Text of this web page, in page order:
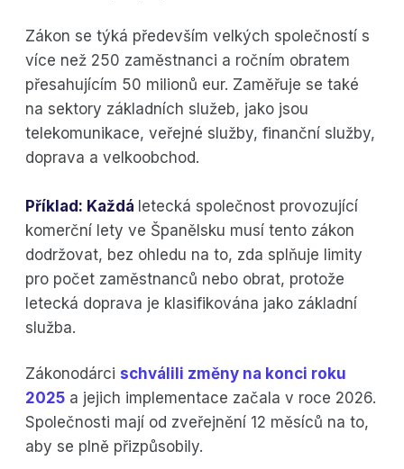
Zákon se týká především velkých společností s
více než 250 zaměstnanci a ročním obratem
přesahujícím 50 milionů eur. Zaměřuje se také
na sektory základních služeb, jako jsou
telekomunikace, veřejné služby, finanční služby,
doprava a velkoobchod.
Příklad: Každá letecká společnost provozující
komerční lety ve Španělsku musí tento zákon
dodržovat, bez ohledu na to, zda splňuje limity
pro počet zaměstnanců nebo obrat, protože
letecká doprava je klasifikována jako základní
služba.
Zákonodárci schválili změny na konci roku
2025 a jejich implementace začala v roce 2026.
Společnosti mají od zveřejnění 12 měsíců na to,
aby se plně přizpůsobily.